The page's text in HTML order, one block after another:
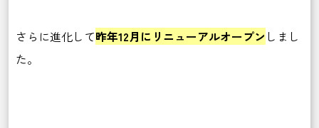
さらに進化して昨年12月にリニューアルオープン しまし
た。